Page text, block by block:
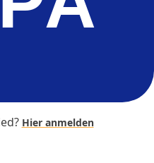
Hier anmelden